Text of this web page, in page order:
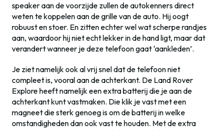
speaker aan de voorzijde zullen de autokenners direct
weten te koppelen aan de grille van de auto. Hij oogt
robuust en stoer. En zitten echter wel wat scherpe randjes
aan, waardoor hij niet echt lekker in de hand ligt, maar dat
verandert wanneer je deze telefoon gaat ‘aankleden’.
Je ziet namelijk ook al vrij snel dat de telefoon niet
compleet is, vooral aan de achterkant. De Land Rover
Explore heeft namelijk een extra batterij die je aan de
achterkant kunt vastmaken. Die klik je vast met een
magneet die sterk genoeg is om de batterij in welke
omstandigheden dan ook vast te houden. Met de extra